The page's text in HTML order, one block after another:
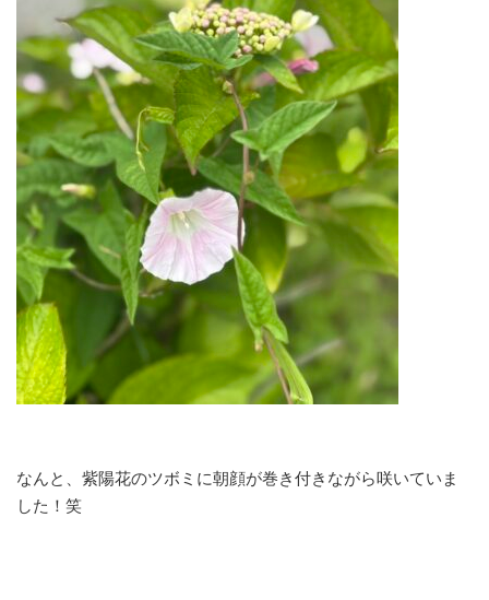
なんと、紫陽花のツボミに朝顔が巻き付きながら咲いていま
した！笑